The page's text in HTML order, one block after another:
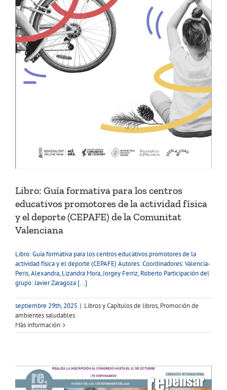
Libro: Guía formativa para los centros
educativos promotores de la actividad física
y el deporte (CEPAFE) de la Comunitat
Valenciana
Libro: Guía formativa para los centros educativos promotores de la
actividad física y el deporte (CEPAFE) Autores: Coordinadores: Valencia-
Peris, Alexandra, Lizandra Mora, Jorgey Ferriz, Roberto Participación del
grupo: Javier Zaragoza [...]
septiembre 29th, 2025 | Libros y Capítulos de libros,Promoción de
ambientes saludables
Más información